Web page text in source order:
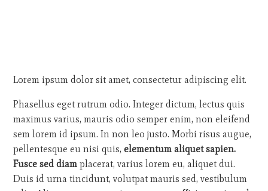
Lorem ipsum dolor sit amet, consectetur adipiscing elit.
Phasellus eget rutrum odio. Integer dictum, lectus quis
maximus varius, mauris odio semper enim, non eleifend
sem lorem id ipsum. In non leo justo. Morbi risus augue,
pellentesque eu nisi quis,elementum aliquet sapien.
Fusce sed diam placerat, varius lorem eu, aliquet dui.
Duis id urna tincidunt, volutpat mauris sed, vestibulum